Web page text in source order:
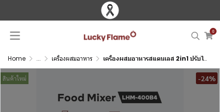
0
Home ... เครื่องผสมอาหาร เครื่องผสมอาหารสแตนเลส 2in1 ปรับได้ 5 ระดับ
สินค้าใหม่ -24%